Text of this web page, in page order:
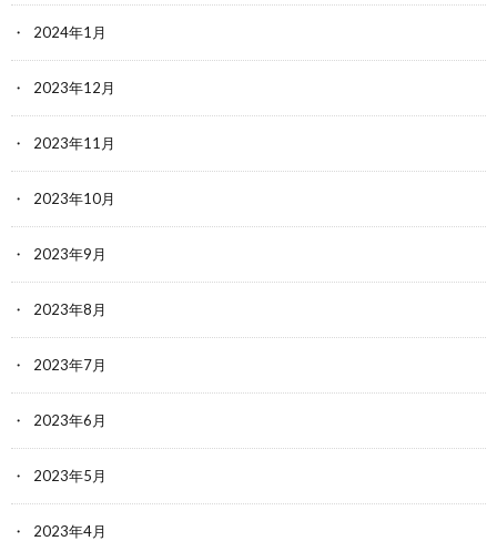
2024年1月
2023年12月
2023年11月
2023年10月
2023年9月
2023年8月
2023年7月
2023年6月
2023年5月
2023年4月